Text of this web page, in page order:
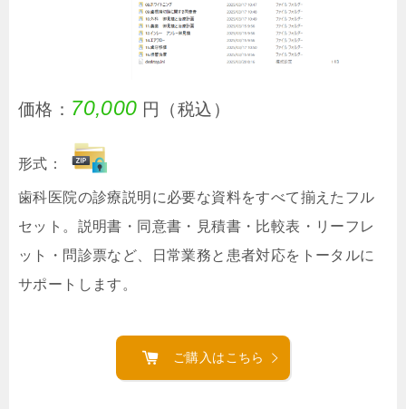
価格： 70,000 円（税込）
形式：
歯科医院の診療説明に必要な資料をすべて揃えたフル
セット。説明書・同意書・見積書・比較表・リーフレ
ット・問診票など、日常業務と患者対応をトータルに
サポートします。
ご購入はこちら